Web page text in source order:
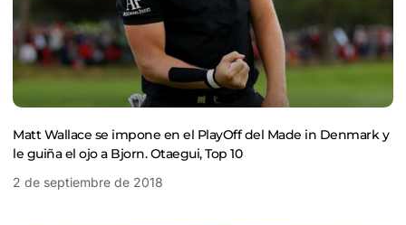
Matt Wallace se impone en el PlayOff del Made in Denmark y
le guiña el ojo a Bjorn. Otaegui, Top 10
2 de septiembre de 2018